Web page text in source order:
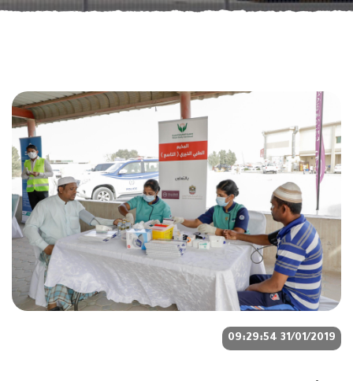
31/01/2019 09:29:54